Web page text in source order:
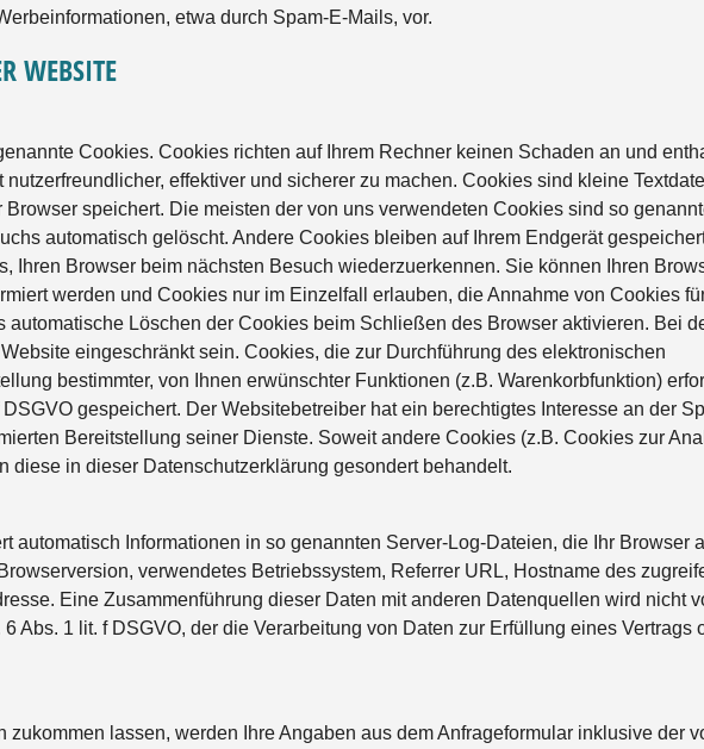
etwa durch Spam-E-Mails, vor.
WEBSITE
Cookies. Cookies richten auf Ihrem Rechner keinen Schaden an und
effektiver und sicherer zu machen. Cookies sind kleine
speichert. Die meisten der von uns verwendeten Cookies sind so
automatisch gelöscht. Andere Cookies bleiben auf Ihrem Endgerät
Ihren Browser beim nächsten Besuch wiederzuerkennen. Sie können Ihren
werden und Cookies nur im Einzelfall erlauben, die Annahme von Cookies
Löschen der Cookies beim Schließen des Browser aktivieren. Bei
eingeschränkt sein. Cookies, die zur Durchführung des elektronischen
bestimmter, von Ihnen erwünschter Funktionen (z.B. Warenkorbfunktion)
gespeichert. Der Websitebetreiber hat ein berechtigtes Interesse an der
Bereitstellung seiner Dienste. Soweit andere Cookies (z.B. Cookies zur
diese in dieser Datenschutzerklärung gesondert behandelt.
automatisch Informationen in so genannten Server-Log-Dateien, die Ihr Browser
verwendetes Betriebssystem, Referrer URL, Hostname des
Eine Zusammenführung dieser Daten mit anderen Datenquellen wird nicht
Abs. 1 lit. f DSGVO, der die Verarbeitung von Daten zur Erfüllung eines Vertrags
zukommen lassen, werden Ihre Angaben aus dem Anfrageformular inklusive der